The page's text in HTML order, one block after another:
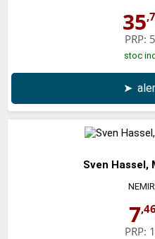
35
PRP:
stoc
➤
Sven Hassel,
7,46
PRP: